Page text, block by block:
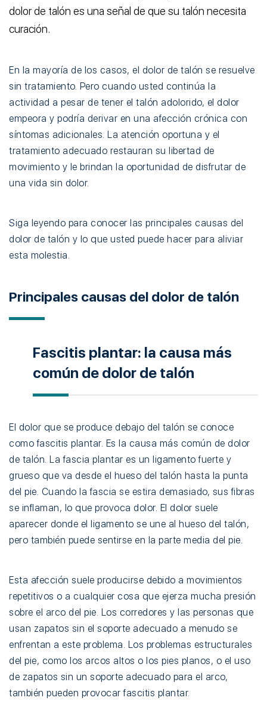
dolor de talón es una señal de que su talón necesita
curación.
En la mayoría de los casos, el dolor de talón se resuelve
sin tratamiento. Pero cuando usted continúa la
actividad a pesar de tener el talón adolorido, el dolor
empeora y podría derivar en una afección crónica con
síntomas adicionales. La atención oportuna y el
tratamiento adecuado restauran su libertad de
movimiento y le brindan la oportunidad de disfrutar de
una vida sin dolor.
Siga leyendo para conocer las principales causas del
dolor de talón y lo que usted puede hacer para aliviar
esta molestia.
Principales causas del dolor de talón
Fascitis plantar: la causa más
común de dolor de talón
El dolor que se produce debajo del talón se conoce
como fascitis plantar. Es la causa más común de dolor
de talón. La fascia plantar es un ligamento fuerte y
grueso que va desde el hueso del talón hasta la punta
del pie. Cuando la fascia se estira demasiado, sus fibras
se inflaman, lo que provoca dolor. El dolor suele
aparecer donde el ligamento se une al hueso del talón,
pero también puede sentirse en la parte media del pie.
Esta afección suele producirse debido a movimientos
repetitivos o a cualquier cosa que ejerza mucha presión
sobre el arco del pie. Los corredores y las personas que
usan zapatos sin el soporte adecuado a menudo se
enfrentan a este problema. Los problemas estructurales
del pie, como los arcos altos o los pies planos, o el uso
de zapatos sin un soporte adecuado para el arco,
también pueden provocar fascitis plantar.